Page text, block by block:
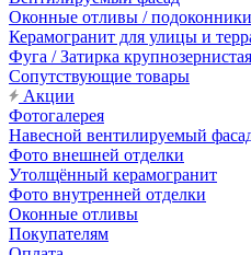
Оконные отливы / подоконники
Керамогранит для улицы и
Фуга / Затирка крупнозернистая
Сопутствующие товары
Акции
Фотогалерея
Навесной вентилируемый
Фото внешней отделки
Утолщённый керамогранит
Фото внутренней отделки
Оконные отливы
Покупателям